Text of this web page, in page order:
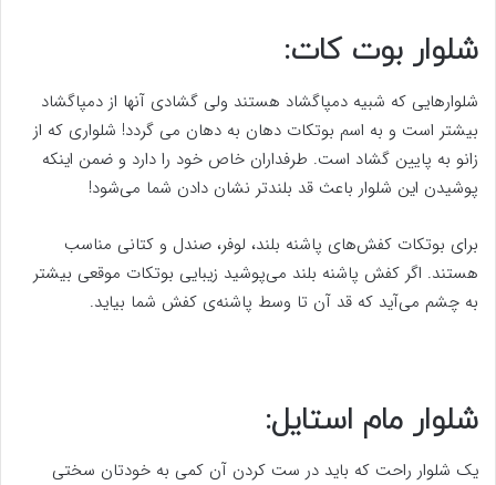
شلوار بوت کات:
شلوارهایی که شبیه دمپاگشاد هستند ولی گشادی آنها از دمپاگشاد
بیشتر است و به اسم بوتکات دهان به دهان می گردد! شلواری که از
زانو به پایین گشاد است. طرفداران خاص خود را دارد و ضمن اینکه
پوشیدن این شلوار باعث قد بلندتر نشان دادن شما می‌شود!
برای بوتکات کفش‌های پاشنه بلند، لوفر، صندل و کتانی مناسب
هستند. اگر کفش پاشنه بلند می‌پوشید زیبایی بوتکات موقعی بیشتر
به چشم می‌آید که قد آن تا وسط پاشنه‌ی کفش شما بیاید.
شلوار مام استایل:
یک شلوار راحت که باید در ست کردن آن کمی به خودتان سختی